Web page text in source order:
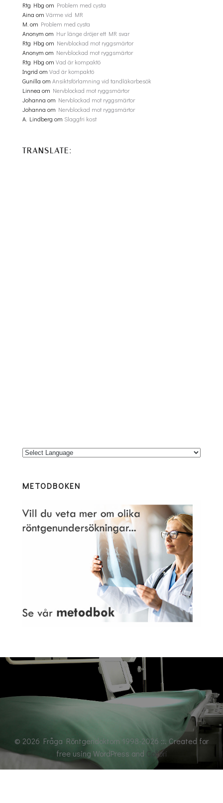
Rtg Hbg om Problem med cysta
Aina om Värme vid MR
M. om Problem med cysta
Anonym om Hur länge dröjer ett MR svar
Rtg Hbg om Nervblockad mot ryggsmärtor
Anonym om Nervblockad mot ryggsmärtor
Rtg Hbg om Vad är kompaktö
Ingrid om Vad är kompaktö
Gunilla om Ansiktsförlamning vid tandläkarbesök
Linnea om Nervblockad mot ryggsmärtor
Johanna om Nervblockad mot ryggsmärtor
Johanna om Nervblockad mot ryggsmärtor
A. Lindberg om Slaggfri kost
TRANSLATE:
METODBOKEN
© 2026 Fråga Röntgendoktorn 1998-2026 ::. Created for
free using WordPress and Colibri